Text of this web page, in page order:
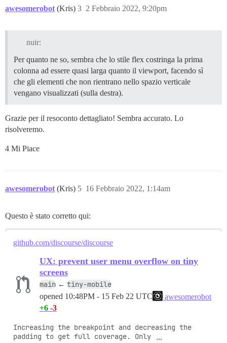
awesomerobot (Kris) 2 Febbraio 2022, 9:20pm
3
nuir:
Per quanto ne so, sembra che lo stile flex costringa la prima
colonna ad essere quasi larga quanto il viewport, facendo sì
che gli elementi che non rientrano nello spazio verticale
vengano visualizzati (sulla destra).
Grazie per il resoconto dettagliato! Sembra accurato. Lo
risolveremo.
4 Mi Piace
awesomerobot (Kris) 16 Febbraio 2022, 1:14am
5
Questo è stato corretto qui:
github.com/discourse/discourse
UX: prevent user menu overflow on tiny
screens
main ← tiny-mobile
opened 10:48PM - 15 Feb 22 UTC
awesomerobot
+6 -3
Increasing the breakpoint and decreasing the
padding to get full coverage. Only
…